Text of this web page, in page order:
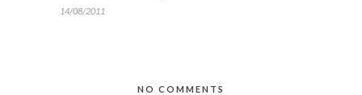
14/08/2011
NO COMMENTS